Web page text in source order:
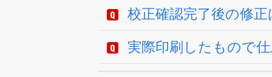
校正確認完了後の修
実際印刷したもので